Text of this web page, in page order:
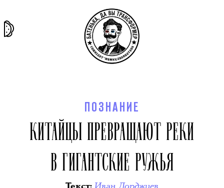
ПОЗНАНИЕ
КИТАЙЦЫ ПРЕВРАЩАЮТ РЕКИ
В ГИГАНТСКИЕ РУЖЬЯ